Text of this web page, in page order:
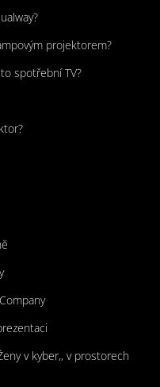
projektorem?
spotřební TV?
v kyber,, v prostorech